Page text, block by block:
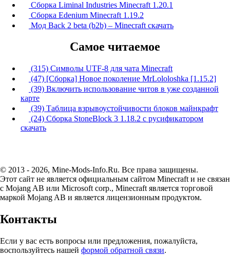
Сборка Liminal Industries Minecraft 1.20.1
Сборка Edenium Minecraft 1.19.2
Мод Back 2 beta (b2b) – Minecraft скачать
Самое читаемое
(315) Символы UTF-8 для чата Minecraft
(47) [Сборка] Новое поколение MrLololoshka [1.15.2]
(39) Включить использование читов в уже созданной
карте
(39) Таблица взрывоустойчивости блоков майнкрафт
(24) Сборка StoneBlock 3 1.18.2 с русификатором
скачать
© 2013 - 2026, Mine-Mods-Info.Ru. Все права защищены.
Этот сайт не является официальным сайтом Minecraft и не связан
с Mojang AB или Microsoft corp., Minecraft является торговой
маркой Mojang AB и является лицензионным продуктом.
Контакты
Если у вас есть вопросы или предложения, пожалуйста,
воспользуйтесь нашей формой обратной связи.